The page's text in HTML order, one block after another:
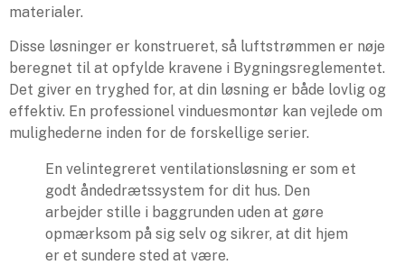
materialer.
Disse løsninger er konstrueret, så luftstrømmen er nøje
beregnet til at opfylde kravene i Bygningsreglementet.
Det giver en tryghed for, at din løsning er både lovlig og
effektiv. En professionel vinduesmontør kan vejlede om
mulighederne inden for de forskellige serier.
En velintegreret ventilationsløsning er som et
godt åndedrætssystem for dit hus. Den
arbejder stille i baggrunden uden at gøre
opmærksom på sig selv og sikrer, at dit hjem
er et sundere sted at være.